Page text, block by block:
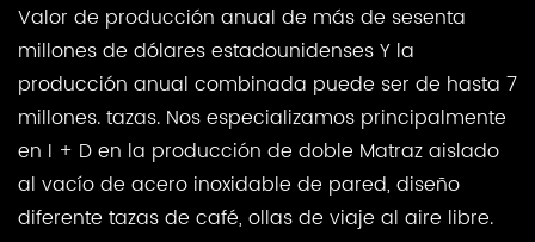
Valor de producción anual de más de sesenta
millones de dólares estadounidenses Y la
producción anual combinada puede ser de hasta 7
millones. tazas. Nos especializamos principalmente
en I + D en la producción de doble Matraz aislado
al vacío de acero inoxidable de pared, diseño
diferente tazas de café, ollas de viaje al aire libre.